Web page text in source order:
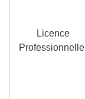
Licence
Professionnelle